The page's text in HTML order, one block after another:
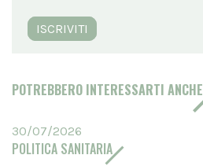
ISCRIVITI
POTREBBERO INTERESSARTI ANCHE
30/07/2026
POLITICA SANITARIA